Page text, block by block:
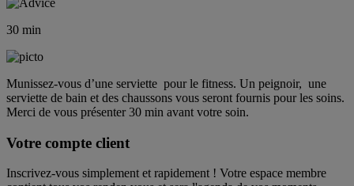
30 min
Munissez-vous d’une serviette ​ pour le fitness. Un peignoir, ​ une
serviette de bain et des chaussons vous seront fournis pour les soins.
Merci de vous présenter 30 min avant votre soin.
Votre compte client
Inscrivez-vous simplement et rapidement ! Votre espace membre